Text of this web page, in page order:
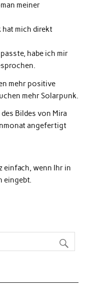
meiner
hat mich direkt
habe ich mir
mehr positive
mehr Solarpunk.
Bildes von Mira
angefertigt
einfach, wenn Ihr in
eingebt.